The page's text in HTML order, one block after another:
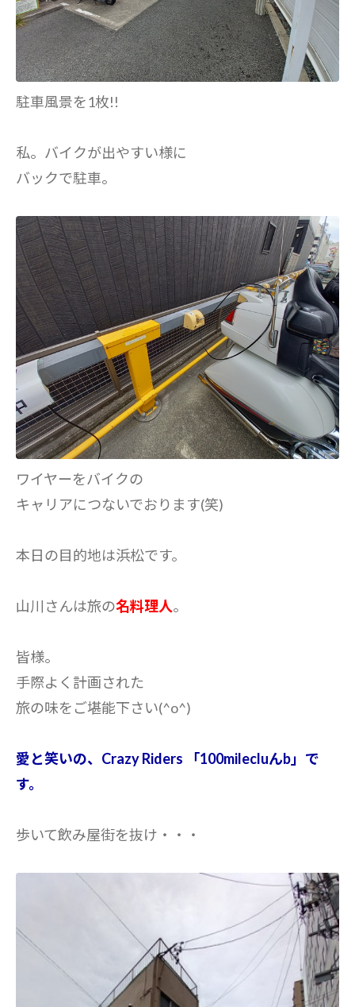
駐車風景を1枚!!
私。バイクが出やすい様に
バックで駐車。
ワイヤーをバイクの
キャリアにつないでおります(笑)
本日の目的地は浜松です。
山川さんは旅の名料理人。
皆様。
手際よく計画された
旅の味をご堪能下さい(^o^)
愛と笑いの、Crazy Riders 「100milecluんb」で
す。
歩いて飲み屋街を抜け・・・